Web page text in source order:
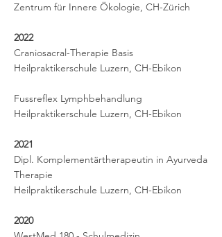
Zentrum für Innere Ökologie, CH-Zürich
2022
Craniosacral-Therapie Basis
Heilpraktikerschule Luzern, CH-Ebikon
Fussreflex Lymphbehandlung
Heilpraktikerschule Luzern, CH-Ebikon
2021
Dipl. Komplementärtherapeutin in Ayurveda
Therapie
Heilpraktikerschule Luzern, CH-Ebikon
2020